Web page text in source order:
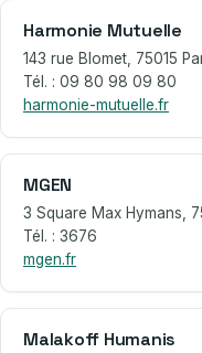
Harmonie Mutuelle
143 rue Blomet, 75015
Tél. : 09 80 98 09 80
harmonie-mutuelle.fr
MGEN
3 Square Max Hymans,
Tél. : 3676
mgen.fr
Malakoff Humanis